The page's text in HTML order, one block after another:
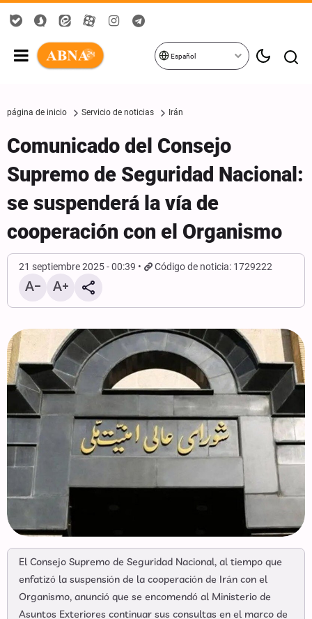
Español
página de inicio Servicio de noticias Irán
Comunicado del Consejo
Supremo de Seguridad Nacional:
se suspenderá la vía de
cooperación con el Organismo
21 septiembre 2025 - 00:39 Código de noticia: 1729222
El Consejo Supremo de Seguridad Nacional, al tiempo que
enfatizó la suspensión de la cooperación de Irán con el
Organismo, anunció que se encomendó al Ministerio de
Asuntos Exteriores continuar sus consultas en el marco de